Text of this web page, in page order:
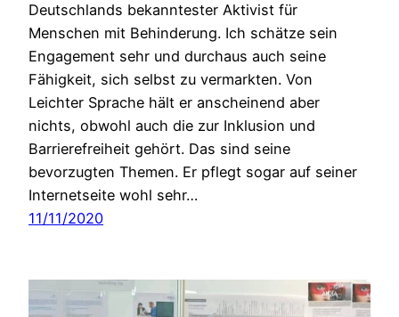
Deutschlands bekanntester Aktivist für
Menschen mit Behinderung. Ich schätze sein
Engagement sehr und durchaus auch seine
Fähigkeit, sich selbst zu vermarkten. Von
Leichter Sprache hält er anscheinend aber
nichts, obwohl auch die zur Inklusion und
Barrierefreiheit gehört. Das sind seine
bevorzugten Themen. Er pflegt sogar auf seiner
Internetseite wohl sehr…
11/11/2020